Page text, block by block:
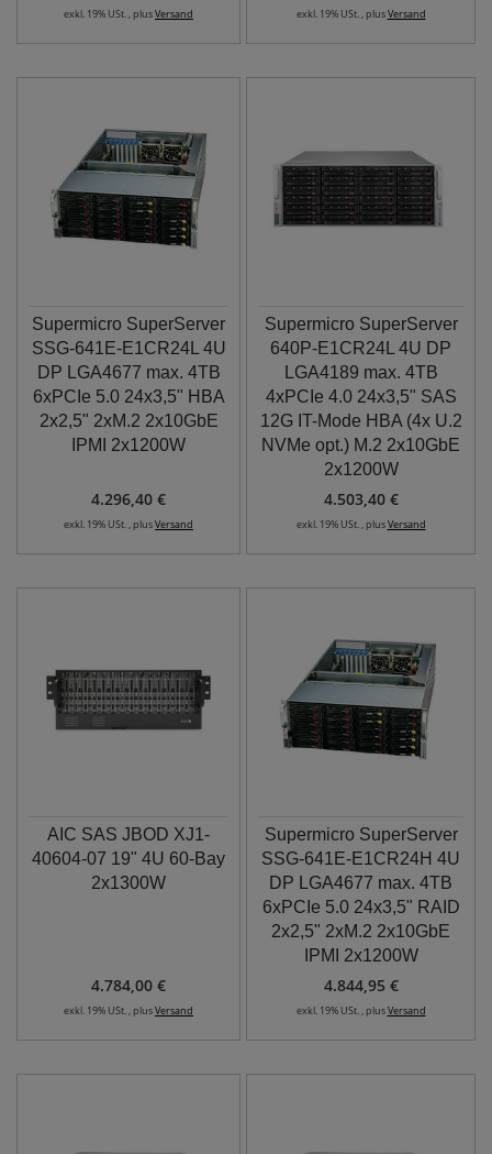
exkl. 19% USt. , plusVersand exkl. 19% USt. , plusVersand
Supermicro SuperServer
SSG-641E-E1CR24L 4U
DP LGA4677 max. 4TB
6xPCIe 5.0 24x3,5" HBA
2x2,5" 2xM.2 2x10GbE
IPMI 2x1200W
4.296,40 €
exkl. 19% USt. , plusVersand
Supermicro SuperServer
640P-E1CR24L 4U DP
LGA4189 max. 4TB
4xPCIe 4.0 24x3,5" SAS
12G IT-Mode HBA (4x U.2
NVMe opt.) M.2 2x10GbE
2x1200W
4.503,40 €
exkl. 19% USt. , plusVersand
AIC SAS JBOD XJ1-
40604-07 19" 4U 60-Bay
2x1300W
4.784,00 €
exkl. 19% USt. , plusVersand
Supermicro SuperServer
SSG-641E-E1CR24H 4U
DP LGA4677 max. 4TB
6xPCIe 5.0 24x3,5" RAID
2x2,5" 2xM.2 2x10GbE
IPMI 2x1200W
4.844,95 €
exkl. 19% USt. , plusVersand